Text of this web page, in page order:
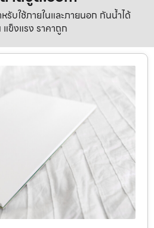
รับใช้ภายในและภายนอก กันน้ำได้
ข็งแรง ราคาถูก